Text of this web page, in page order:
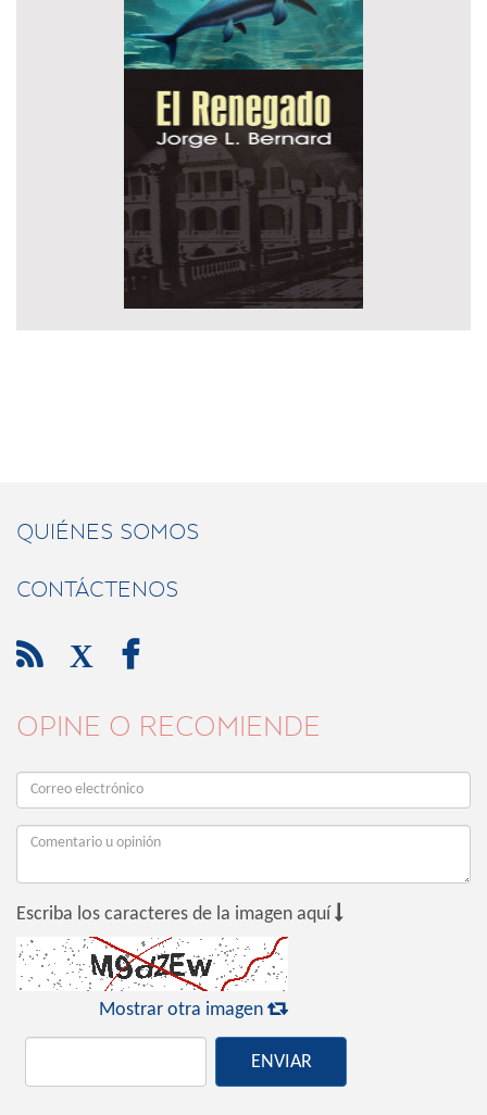
QUIÉNES SOMOS
CONTÁCTENOS
 X 
OPINE O RECOMIENDE
Escriba los caracteres de la imagen aquí 
Mostrar otra imagen 
ENVIAR